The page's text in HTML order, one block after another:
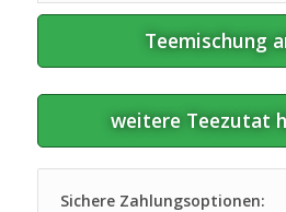
Teemischung
weitere Teezutat
Sichere Zahlungsoptionen: